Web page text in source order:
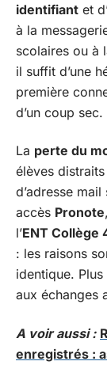
identifiant et
à la
scolaires ou à
il suffit d’une
première
d’un coup sec.
La perte du
élèves
d’adresse
accès Pronote,
l’ENT Collège
: les raisons
identique. Plus
aux échanges
A voir aussi :
enregistrés :